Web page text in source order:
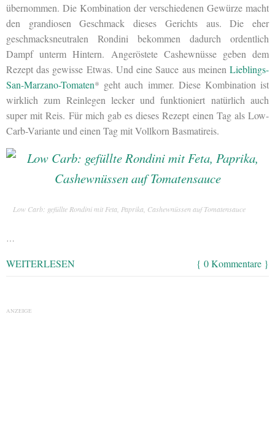
übernommen. Die Kombination der verschiedenen Gewürze macht
den grandiosen Geschmack dieses Gerichts aus. Die eher
geschmacksneutralen Rondini bekommen dadurch ordentlich
Dampf unterm Hintern. Angeröstete Cashewnüsse geben dem
Rezept das gewisse Etwas. Und eine Sauce aus meinen Lieblings-
San-Marzano-Tomaten* geht auch immer. Diese Kombination ist
wirklich zum Reinlegen lecker und funktioniert natürlich auch
super mit Reis. Für mich gab es dieses Rezept einen Tag als Low-
Carb-Variante und einen Tag mit Vollkorn Basmatireis.
Low Carb: gefüllte Rondini mit Feta, Paprika, Cashewnüssen auf Tomatensauce
…
WEITERLESEN { 0 Kommentare }
ANZEIGE